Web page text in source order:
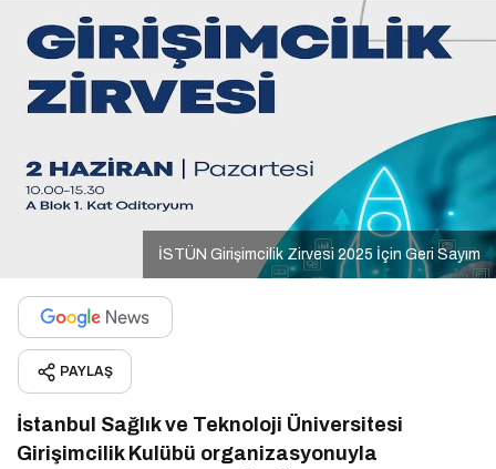
İSTÜN Girişimcilik Zirvesi 2025 İçin Geri Sayım
PAYLAŞ
İstanbul Sağlık ve Teknoloji Üniversitesi
Girişimcilik Kulübü organizasyonuyla